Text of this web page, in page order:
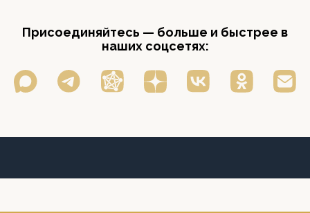
Присоединяйтесь — больше и быстрее в
наших соцсетях: